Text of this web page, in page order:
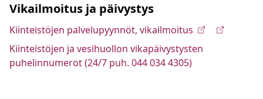
Vikailmoitus ja päivystys
Kiinteistöjen palvelupyynnöt, vikailmoitus
Kiinteistöjen ja vesihuollon vikapäivystysten
puhelinnumerot (24/7 puh. 044 034 4305)